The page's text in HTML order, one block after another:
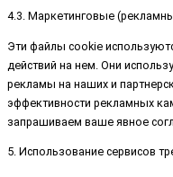
4.3. Маркетинговые
Эти файлы cookie
действий на нем. Они
рекламы на наших и
эффективности рекламных
запрашиваем ваше явное
5. Использование сервисов